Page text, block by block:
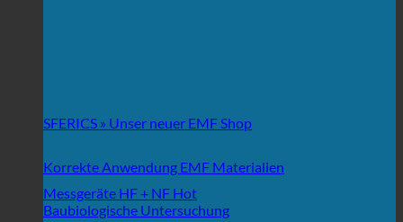
SFERICS » Unser neuer EMF Shop
Korrekte Anwendung EMF Materialien
Messgeräte HF + NF
Baubiologische Untersuchung